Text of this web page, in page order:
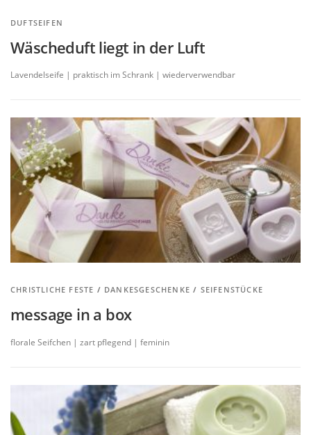
DUFTSEIFEN
Wäscheduft liegt in der Luft
Lavendelseife | praktisch im Schrank | wiederverwendbar
CHRISTLICHE FESTE / DANKESGESCHENKE / SEIFENSTÜCKE
message in a box
florale Seifchen | zart pflegend | feminin